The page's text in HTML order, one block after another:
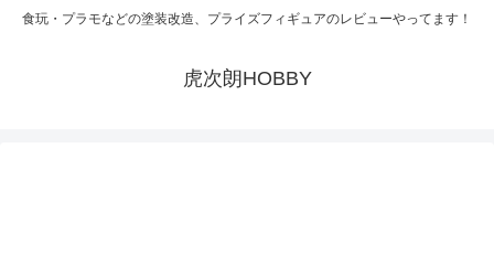
食玩・プラモなどの塗装改造、プライズフィギュアのレビューやってます！
虎次朗HOBBY